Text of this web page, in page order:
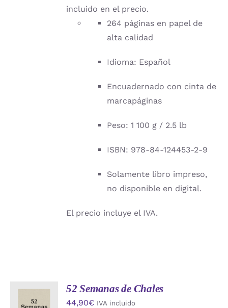
incluido en el precio.
264 páginas en papel de
alta calidad
Idioma: Español
Encuadernado con cinta de
marcapáginas
Peso: 1 100 g / 2.5 lb
ISBN: 978-84-124453-2-9
Solamente libro impreso,
no disponible en digital.
El precio incluye el IVA.
AL
52 Semanas de Chales
44,90€ IVA incluido